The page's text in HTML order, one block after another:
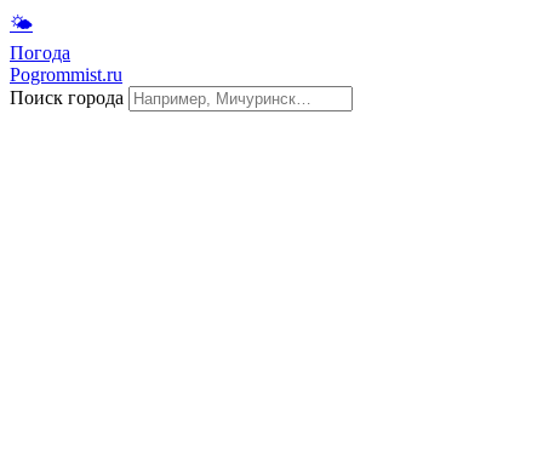
🌤
Погода
Pogrommist.ru
Поиск города